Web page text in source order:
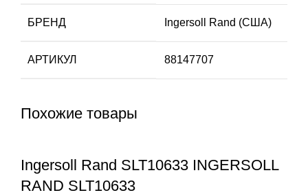
БРЕНД Ingersoll Rand (США)
АРТИКУЛ 88147707
Похожие товары
Ingersoll Rand SLT10633 INGERSOLL
RAND SLT10633